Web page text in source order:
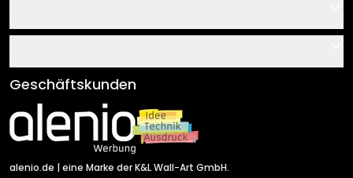
Über uns
Klebe- und Montageanleitungen
Newsletter An-/Abmeldung
Sendungsverfolgung
AGB
Impressum
Versand & Zahlung
Rücksendung
Geschäftskunden
alenio.de | eine Marke der K&L Wall-Art GmbH.